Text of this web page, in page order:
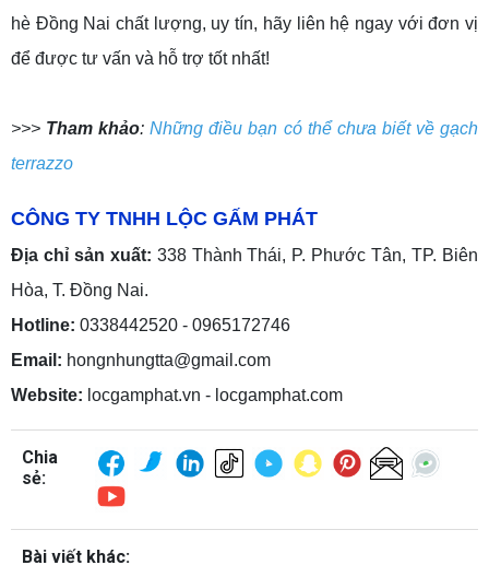
hè Đồng Nai chất lượng, uy tín, hãy liên hệ ngay với đơn vị
để được tư vấn và hỗ trợ tốt nhất!
>>> Tham khảo:Những điều bạn có thể chưa biết về gạch
terrazzo
CÔNG TY TNHH LỘC GẤM PHÁT
Địa chỉ sản xuất: 338 Thành Thái, P. Phước Tân, TP. Biên
Hòa, T. Đồng Nai.
Hotline: 0338442520 - 0965172746
Email: hongnhungtta@gmail.com
Website: locgamphat.vn - locgamphat.com
Chia
sẻ:
Bài viết khác: